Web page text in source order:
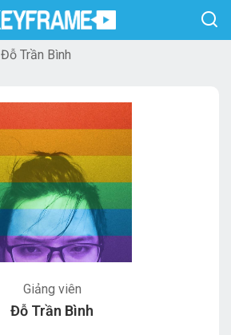
Đỗ Trần Bình
Giảng viên
Đỗ Trần Bình